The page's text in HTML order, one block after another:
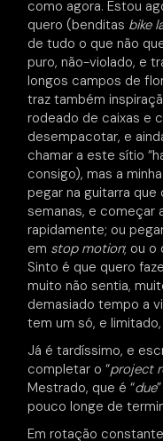
como agora. Estou
quero (benditas bike
de tudo o que não
puro, não-violado, e
longos campos de
traz também
rodeado de caixas e
desempacotar, e
chamar a este sítio
consigo), mas a
pegar na guitarra
semanas, e começar
rapidamente; ou
em stop motion; ou o
Sinto é que quero
muito não sentia,
demasiado tempo a
tem um só, e
Já é tardíssimo, e
completar o “project
Mestrado, que é “due
pouco longe de
Em rotação